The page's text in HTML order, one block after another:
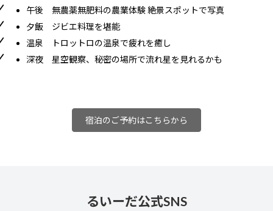
午後 無農薬無肥料の農業体験 絶景スポットで写真
夕飯 ジビエ料理を堪能
温泉 トロットロの温泉で疲れを癒し
深夜 星空観察、秘密の場所で流れ星を見れるかも
宿泊のご予約はこちらから
るいーだ公式SNS